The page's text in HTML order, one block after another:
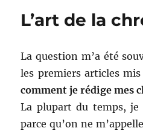
L’art de la
La question m’a été
les premiers articles
comment je rédige mes
La plupart du temps, je
parce qu’on ne